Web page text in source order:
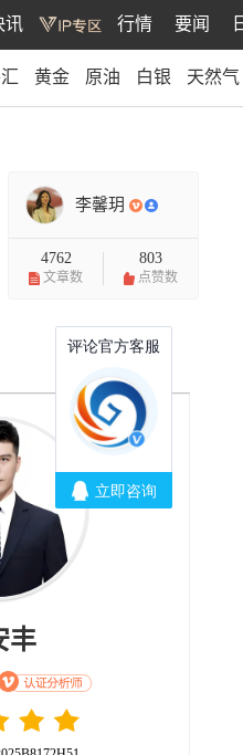
讯 行情 要闻
黄金 原油 白银 天然气
李馨玥
4762
文章数
803
点赞数
丰